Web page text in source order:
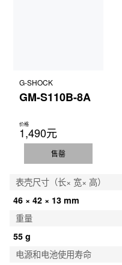
G-SHOCK
GM-S110B-8A
价格
1,490元
售罄
表壳尺寸（长× 宽× 高）
46 × 42 × 13 mm
重量
55 g
电源和电池使用寿命